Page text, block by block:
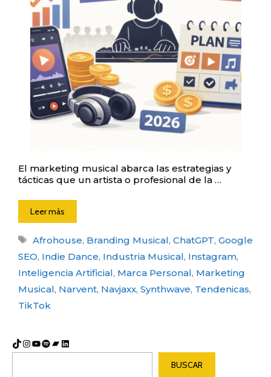
El marketing musical abarca las estrategias y
tácticas que un artista o profesional de la …
Leer más
Etiquetas
Afrohouse, Branding Musical, ChatGPT, Google
SEO, Indie Dance, Industria Musical, Instagram,
Inteligencia Artificial, Marca Personal, Marketing
Musical, Narvent, Navjaxx, Synthwave, Tendenicas,
TikTok
TikTok
Instagram
YouTube
Spotify
Bandcamp
LinkedIn
BUSCAR